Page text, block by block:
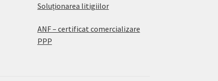
Soluționarea litigiilor
ANF – certificat comercializare
PPP